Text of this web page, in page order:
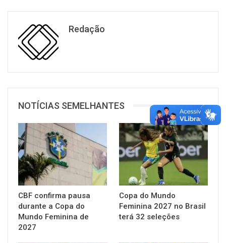
Redação
NOTÍCIAS SEMELHANTES
CBF confirma pausa
durante a Copa do
Mundo Feminina de
2027
Copa do Mundo
Feminina 2027 no Brasil
terá 32 seleções